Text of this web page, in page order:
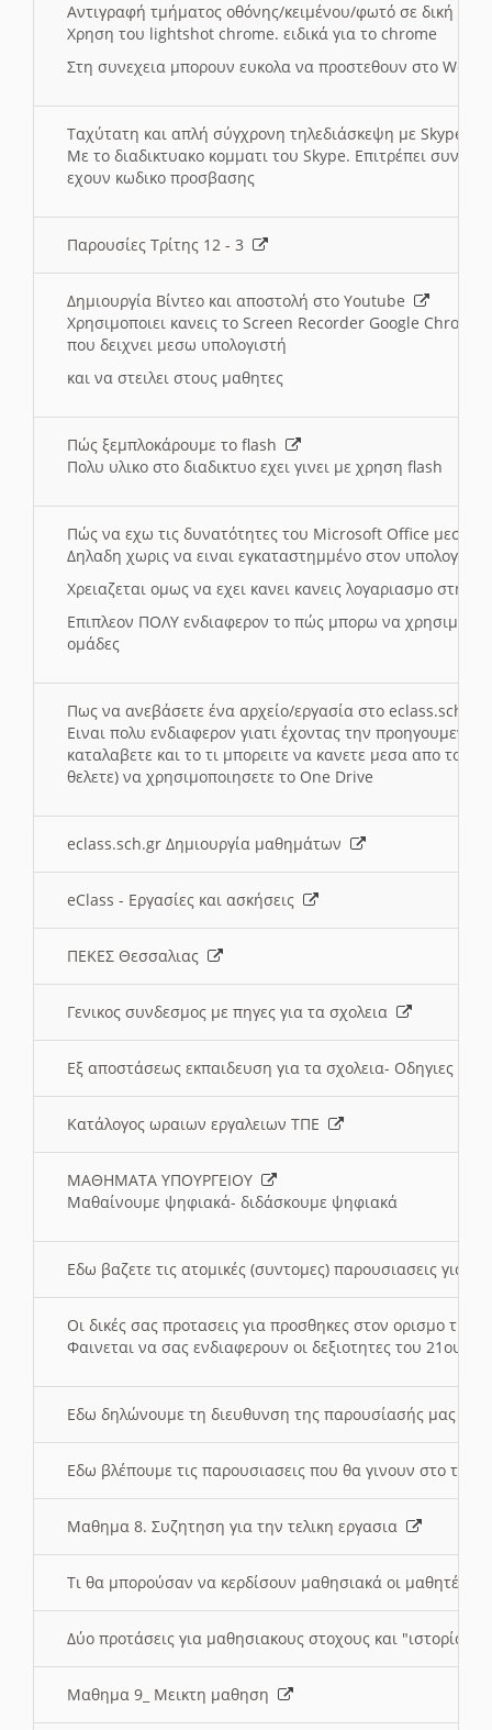
Αντιγραφή τμήματος οθόνης/κειμένου/φωτό σε δική
Χρηση του lightshot chrome. ειδικά για το chrome
Στη συνεχεια μπορουν ευκολα να προστεθουν στο Word
Ταχύτατη και απλή σύγχρονη τηλεδιάσκεψη με Skype
Με το διαδικτυακο κομματι του Skype. Επιτρέπει
εχουν κωδικο προσβασης
Παρουσίες Τρίτης 12 - 3
Δημιουργία Βίντεο και αποστολή στο Youtube
Χρησιμοποιει κανεις το Screen Recorder Google Chrome
που δειχνει μεσω υπολογιστή
και να στειλει στους μαθητες
Πώς ξεμπλοκάρουμε το flash
Πολυ υλικο στο διαδικτυο εχει γινει με χρηση flash
Πώς να εχω τις δυνατότητες του Microsoft Office μεσω
Δηλαδη χωρις να ειναι εγκαταστημμένο στον
Χρειαζεται ομως να εχει κανει κανεις λογαριασμο στη
Επιπλεον ΠΟΛΥ ενδιαφερον το πώς μπορω να
ομάδες
Πως να ανεβάσετε ένα αρχείο/εργασία στο eclass.sch.gr
Ειναι πολυ ενδιαφερον γιατι έχοντας την
καταλαβετε και το τι μπορειτε να κανετε μεσα απο το
θελετε) να χρησιμοποιησετε το One Drive
eclass.sch.gr Δημιουργία μαθημάτων
eClass - Εργασίες και ασκήσεις
ΠΕΚΕΣ Θεσσαλιας
Γενικος συνδεσμος με πηγες για τα σχολεια
Εξ αποστάσεως εκπαιδευση για τα σχολεια- Οδηγιες
Κατάλογος ωραιων εργαλειων ΤΠΕ
ΜΑΘΗΜΑΤΑ ΥΠΟΥΡΓΕΙΟΥ
Μαθαίνουμε ψηφιακά- διδάσκουμε ψηφιακά
Εδω βαζετε τις ατομικές (συντομες) παρουσιασεις για
Οι δικές σας προτασεις για προσθηκες στον ορισμο
Φαινεται να σας ενδιαφερουν οι δεξιοτητες του 21ου
Εδω δηλώνουμε τη διευθυνση της παρουσίασής μας
Εδω βλέπουμε τις παρουσιασεις που θα γινουν στο
Μαθημα 8. Συζητηση για την τελικη εργασια
Τι θα μπορούσαν να κερδίσουν μαθησιακά οι μαθητές/
Δύο προτάσεις για μαθησιακους στοχους και "ιστορία"
Μαθημα 9_ Μεικτη μαθηση